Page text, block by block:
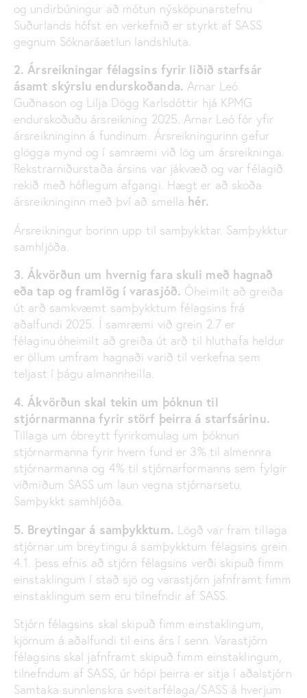
og undirbúningur að mótun nýsköpunarstefnu
Suðurlands hófst en verkefnið er styrkt af SASS
gegnum Sóknaráætlun landshluta.
2. Ársreikningar félagsins fyrir liðið starfsár
ásamt skýrslu endurskoðanda. Arnar Leó
Guðnason og Lilja Dögg Karlsdóttir hjá KPMG
endurskoðuðu ársreikning 2025. Arnar Leó fór yfir
ársreikninginn á fundinum. Ársreikningurinn gefur
glögga mynd og í samræmi við lög um ársreikninga.
Rekstrarniðurstaða ársins var jákvæð og var félagið
rekið með hóflegum afgangi. Hægt er að skoða
ársreikninginn með því að smella hér.
Ársreikningur borinn upp til samþykktar. Samþykktur
samhljóða.
3. Ákvörðun um hvernig fara skuli með hagnað
eða tap og framlög í varasjóð. Óheimilt að greiða
út arð samkvæmt samþykktum félagsins frá
aðalfundi 2025. Í samræmi við grein 2.7 er
félaginu óheimilt að greiða út arð til hluthafa heldur
er öllum umfram hagnaði varið til verkefna sem
teljast í þágu almannheilla.
4. Ákvörðun skal tekin um þóknun til
stjórnarmanna fyrir störf þeirra á starfsárinu.
Tillaga um óbreytt fyrirkomulag um þóknun
stjórnarmanna fyrir hvern fund er 3% til almennra
stjórnarmanna og 4% til stjórnarformanns sem fylgir
viðmiðum SASS um laun vegna stjórnarsetu.
Samþykkt samhljóða.
5. Breytingar á samþykktum.
Lögð var fram tillaga
stjórnar um breytingu á samþykktum félagsins grein
4.1. þess efnis að stjórn félagsins verði skipuð fimm
einstaklingum í stað sjö og varastjórn jafnframt fimm
einstaklingum sem eru tilnefndir af SASS.
Stjórn félagsins skal skipuð fimm einstaklingum,
kjörnum á aðalfundi til eins árs í senn. Varastjórn
félagsins skal jafnframt skipuð fimm einstaklingum,
tilnefndum af SASS, úr hópi þeirra er sitja í aðalstjórn
Samtaka sunnlenskra sveitarfélaga/SASS á hverjum